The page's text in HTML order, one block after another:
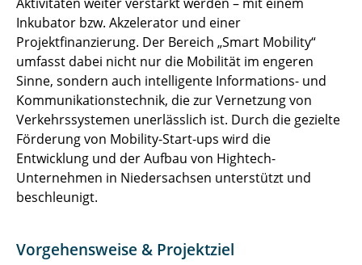
ViVre
WaVe
Zero.50
↩ Zurück zu Projekte
Inkubator bzw. Akzelerator und einer
Projektfinanzierung. Der Bereich „Smart Mobility“
umfasst dabei nicht nur die Mobilität im engeren
Sinne, sondern auch intelligente Informations- und
Kommunikationstechnik, die zur Vernetzung von
Verkehrssystemen unerlässlich ist. Durch die gezielte
Förderung von Mobility-Start-ups wird die
Entwicklung und der Aufbau von Hightech-
Unternehmen in Niedersachsen unterstützt und
beschleunigt.
Vorgehensweise & Projektziel